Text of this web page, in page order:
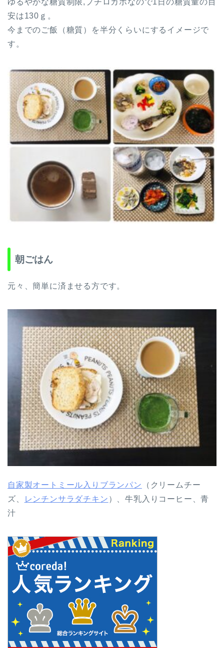
ゆるやかな糖質制限,プチロカボなので1日の糖質量の目
安は130ｇ。
今までのご飯（糖質）を半分くらいにするイメージで
す。
朝ごはん
元々、簡単に済ませる方です。
自家製オートミール入りブランパン
（クリームチー
ズ、
レンチンサラダチキン ）、牛乳入りコーヒー、青
汁